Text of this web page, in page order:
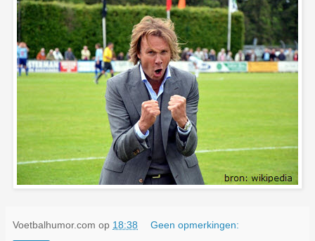
Voetbalhumor.com op 18:38 Geen opmerkingen: